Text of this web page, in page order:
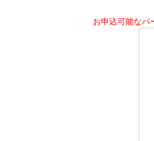
お申込可能なパ